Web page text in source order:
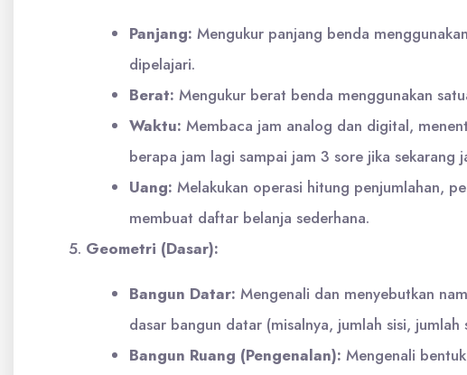
Panjang: Mengukur panjang benda
dipelajari.
Berat: Mengukur berat benda menggunakan
Waktu: Membaca jam analog dan digital,
berapa jam lagi sampai jam 3 sore jika sekarang
Uang: Melakukan operasi hitung penjumlahan,
membuat daftar belanja sederhana.
Geometri (Dasar):
Bangun Datar: Mengenali dan menyebutkan
dasar bangun datar (misalnya, jumlah sisi, jumlah
Bangun Ruang (Pengenalan): Mengenali